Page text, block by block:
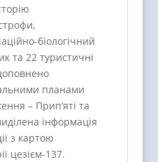
біологічний
та 22 туристичні
планами
– Прип’яті та
інформація
з картою
цезієм-137.